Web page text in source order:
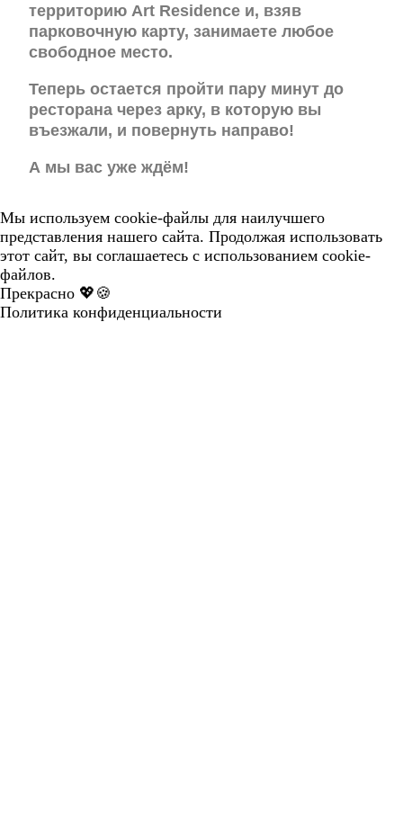
территорию Art Residence и, взяв
парковочную карту, занимаете любое
свободное место.
Теперь остается пройти пару минут до
ресторана через арку, в которую вы
въезжали, и повернуть направо!
А мы вас уже ждём!
Мы используем cookie-файлы для наилучшего
представления нашего сайта. Продолжая использовать
этот сайт, вы соглашаетесь с использованием cookie-
файлов.
Прекрасно 💖🍪
Политика конфиденциальности